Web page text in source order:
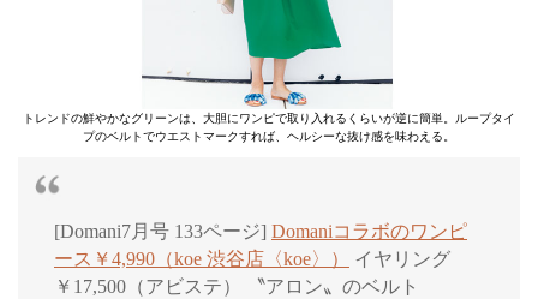
トレンドの鮮やかなグリーンは、大胆にワンピで取り入れるくらいが逆に簡単。ループタイ
プのベルトでウエストマークすれば、ヘルシーな抜け感を味わえる。
[Domani7月号 133ページ] Domaniコラボのワンピ
ース￥4,990（koe 渋谷店〈koe〉）
イヤリング
￥17,500（アビステ） 〝アロン〟のベルト